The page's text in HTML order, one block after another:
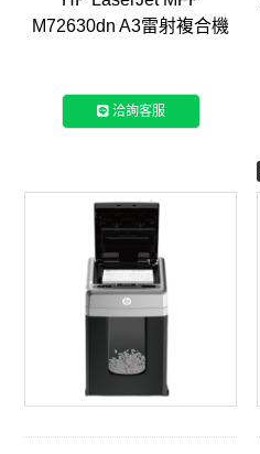
M72630dn A3雷射複合機
洽詢客服